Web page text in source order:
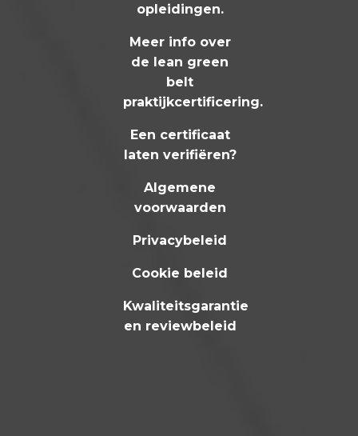
opleidingen.
Meer info over
de lean green
belt
praktijkcertificering.
Een certificaat
laten verifiëren?
Algemene
voorwaarden
Privacybeleid
Cookie beleid
Kwaliteitsgarantie
en reviewbeleid